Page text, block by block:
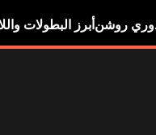
روشن أبرز البطولات